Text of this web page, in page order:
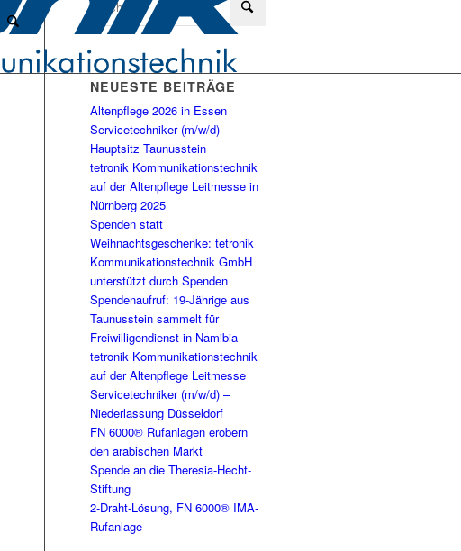
NEUESTE BEITRÄGE
Altenpflege 2026 in Essen
Servicetechniker (m/w/d) –
Hauptsitz Taunusstein
tetronik Kommunikationstechnik
auf der Altenpflege Leitmesse in
Nürnberg 2025
Spenden statt
Weihnachtsgeschenke: tetronik
Kommunikationstechnik GmbH
unterstützt durch Spenden
Spendenaufruf: 19-Jährige aus
Taunusstein sammelt für
Freiwilligendienst in Namibia
tetronik Kommunikationstechnik
auf der Altenpflege Leitmesse
Servicetechniker (m/w/d) –
Niederlassung Düsseldorf
FN 6000® Rufanlagen erobern
den arabischen Markt
Spende an die Theresia-Hecht-
Stiftung
2-Draht-Lösung, FN 6000® IMA-
Rufanlage